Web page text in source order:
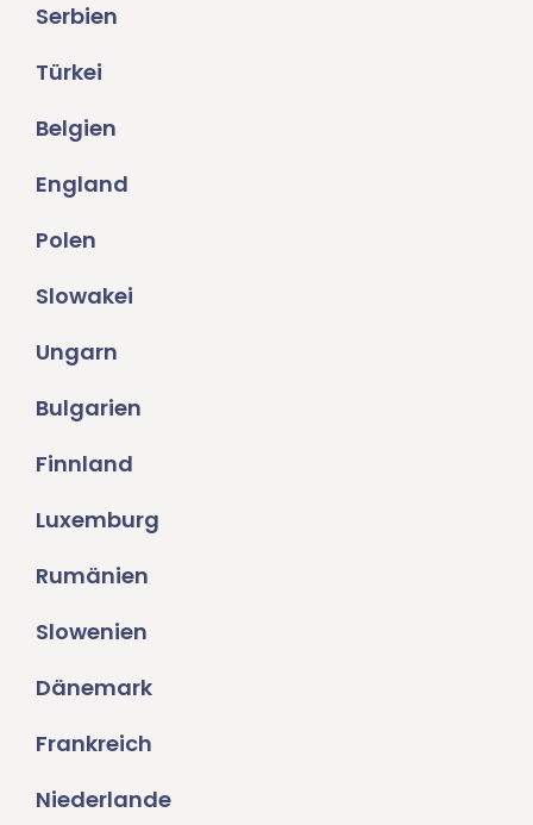
Serbien
Türkei
Belgien
England
Polen
Slowakei
Ungarn
Bulgarien
Finnland
Luxemburg
Rumänien
Slowenien
Dänemark
Frankreich
Niederlande